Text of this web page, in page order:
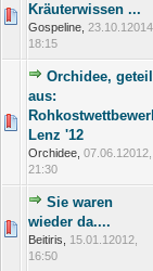
Kräuterwissen ...
Gospeline, 23.10.12014,
18:15
Orchidee,
aus:
Lenz '12
Orchidee, 07.06.12012,
21:30
Sie waren
wieder da....
Beitiris, 15.01.12012,
16:50